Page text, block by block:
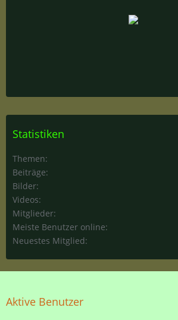
Statistiken
Themen
Beiträge
Bilder
Videos
Mitglieder
Meiste Benutzer online
Neuestes Mitglied
Aktive Benutzer